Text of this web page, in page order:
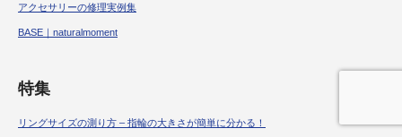
アクセサリーの修理実例集
BASE｜naturalmoment
特集
リングサイズの測り方 – 指輪の大きさが簡単に分かる！